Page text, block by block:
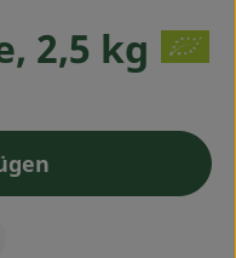
2,5 kg
zum Warenkorb